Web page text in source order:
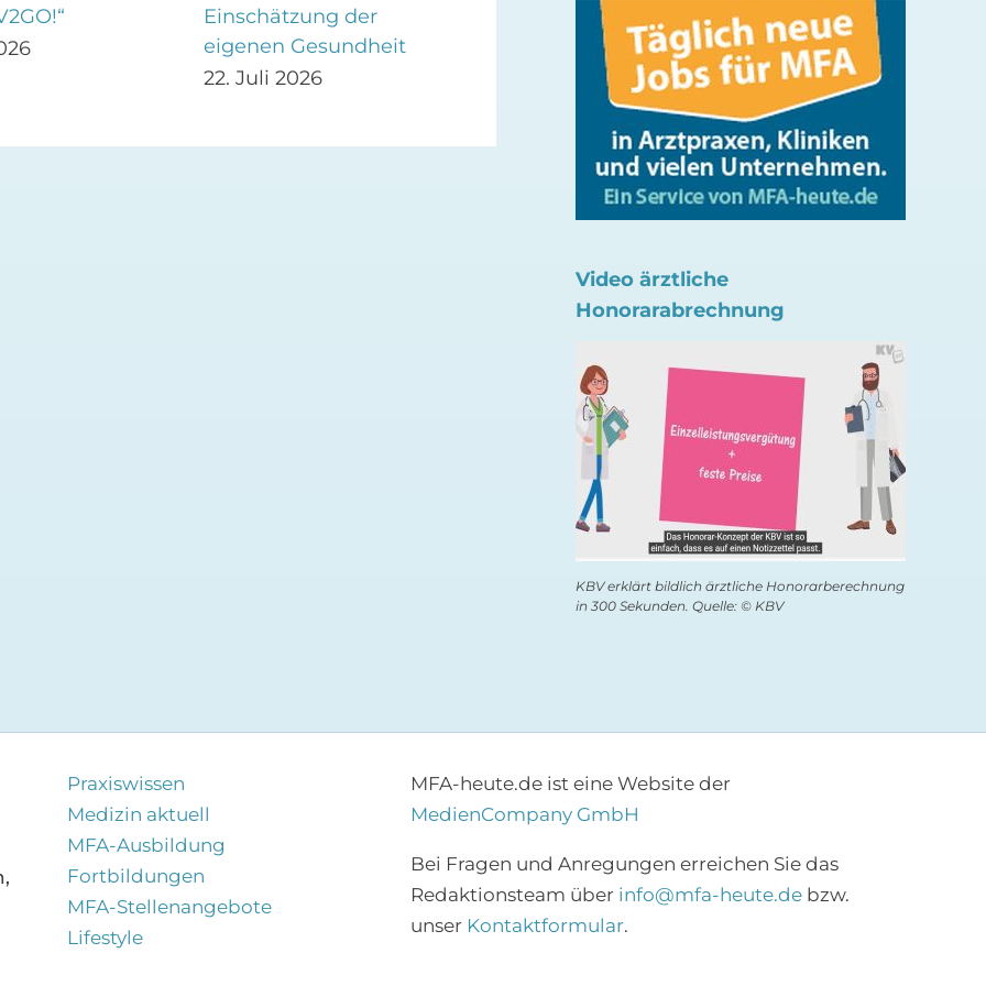
Einschätzung der
eigenen Gesundheit
22. Juli 2026
haben Likes für Gen Z
4. August 2026
Nachrichten über
ePA-App
31. Juli 2026
Video ärztliche
Honorarabrechnung
KBV erklärt bildlich ärztliche Honorarberechnung
in 300 Sekunden. Quelle: © KBV
Praxiswissen
Medizin aktuell
MFA-Ausbildung
Fortbildungen
MFA-Stellenangebote
Lifestyle
MFA-heute.de ist eine Website der
MedienCompany GmbH
Bei Fragen und Anregungen erreichen Sie das
Redaktionsteam über info@mfa-heute.debzw.
unser Kontaktformular.
Abonnieren Sie den